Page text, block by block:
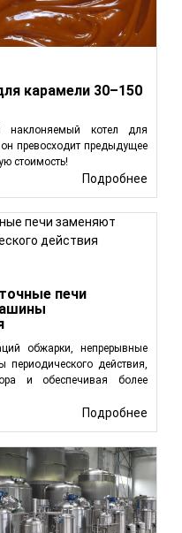
карамели 30–150
котел для
превосходит предыдущее
стоимость!
Подробнее
печи
обжарки, непрерывные
действия,
и обеспечивая более
Подробнее